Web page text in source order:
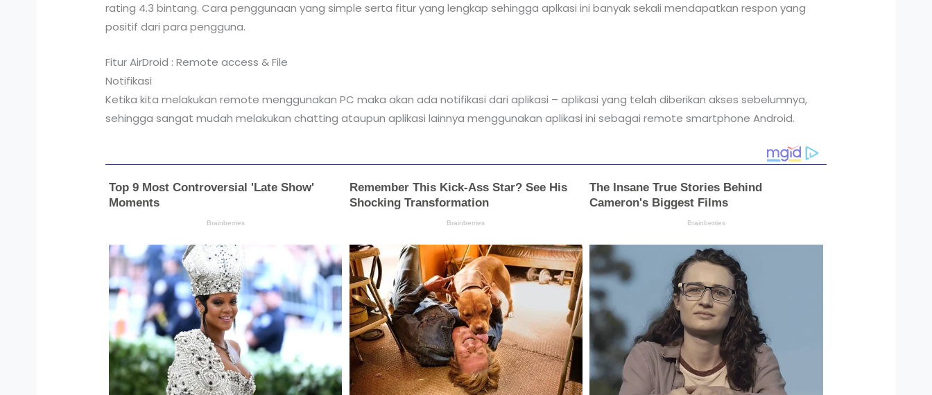
rating 4.3 bintang. Cara penggunaan yang simple serta fitur yang lengkap sehingga aplkasi ini banyak sekali mendapatkan respon yang
positif dari para pengguna.
Fitur AirDroid : Remote access & File
Notifikasi
Ketika kita melakukan remote menggunakan PC maka akan ada notifikasi dari aplikasi – aplikasi yang telah diberikan akses sebelumnya,
sehingga sangat mudah melakukan chatting ataupun aplikasi lainnya menggunakan aplikasi ini sebagai remote smartphone Android.